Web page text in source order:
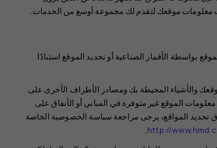
معلومات موقعك لتقدم لك مجموعة أوسع من الخدمات.
بواسطة الأقمار الصناعية أو تحديد الموقع استنادًا
والأشياء المحيطة بك ومصادر الأطراف الأخرى على
الموقع غير متوفرة في المباني أو الأنفاق على
المواقع، يرجى مراجعة سياسة الخصوصية الخاصة
http://
.